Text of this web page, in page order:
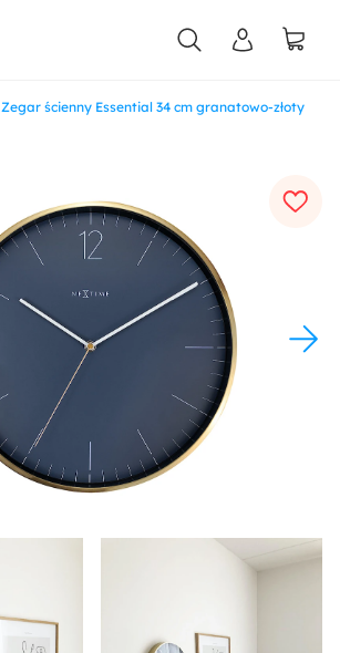
Zegar ścienny Essential 34 cm granatowo-złoty